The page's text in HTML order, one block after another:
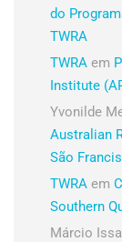
do
TWRA
TWRA em
Institute
Yvonilde
Australian
São
TWRA em
Southern
Márcio